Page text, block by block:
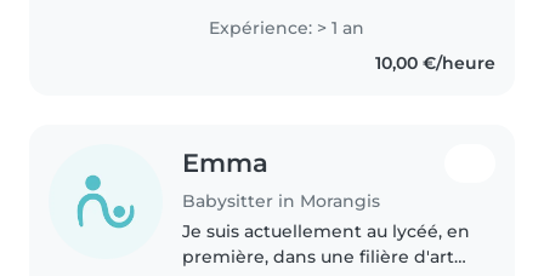
j'apprécie le contact avec les
enfants et j'aime organiser des
activités adaptées à leur âge...
Expérience: > 1 an
10,00 €/heure
Emma
Babysitter in Morangis
Je suis actuellement au lycéé, en
première, dans une filière d'art